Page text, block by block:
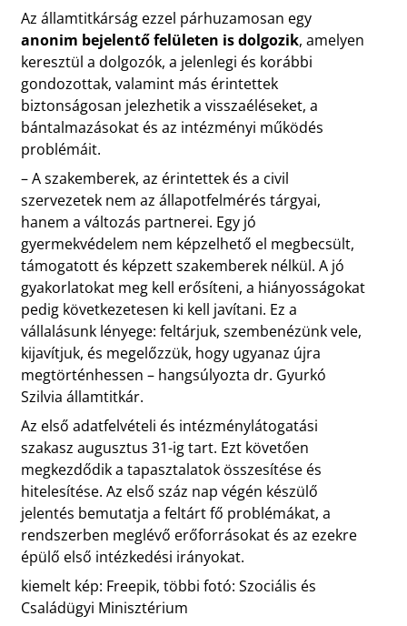
Az államtitkárság ezzel párhuzamosan egy
anonim bejelentő felületen is dolgozik, amelyen
keresztül a dolgozók, a jelenlegi és korábbi
gondozottak, valamint más érintettek
biztonságosan jelezhetik a visszaéléseket, a
bántalmazásokat és az intézményi működés
problémáit.
– A szakemberek, az érintettek és a civil
szervezetek nem az állapotfelmérés tárgyai,
hanem a változás partnerei. Egy jó
gyermekvédelem nem képzelhető el megbecsült,
támogatott és képzett szakemberek nélkül. A jó
gyakorlatokat meg kell erősíteni, a hiányosságokat
pedig következetesen ki kell javítani. Ez a
vállalásunk lényege: feltárjuk, szembenézünk vele,
kijavítjuk, és megelőzzük, hogy ugyanaz újra
megtörténhessen – hangsúlyozta dr. Gyurkó
Szilvia államtitkár.
Az első adatfelvételi és intézménylátogatási
szakasz augusztus 31-ig tart. Ezt követően
megkezdődik a tapasztalatok összesítése és
hitelesítése. Az első száz nap végén készülő
jelentés bemutatja a feltárt fő problémákat, a
rendszerben meglévő erőforrásokat és az ezekre
épülő első intézkedési irányokat.
kiemelt kép: Freepik, többi fotó: Szociális és
Családügyi Minisztérium